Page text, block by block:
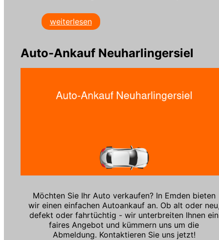
weiterlesen
Auto-Ankauf Neuharlingersiel
Möchten Sie Ihr Auto verkaufen? In Emden bieten
wir einen einfachen Autoankauf an. Ob alt oder
defekt oder fahrtüchtig - wir unterbreiten Ihnen ein
faires Angebot und kümmern uns um die
Abmeldung. Kontaktieren Sie uns jetzt!